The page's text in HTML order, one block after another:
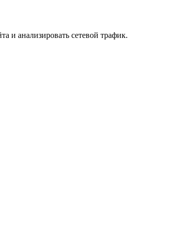
и анализировать сетевой трафик.